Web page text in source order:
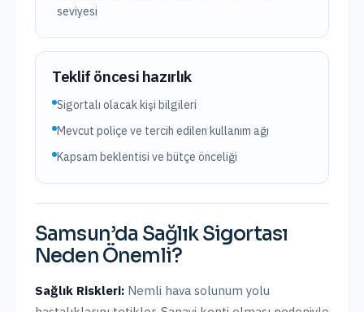
seviyesi
Teklif öncesi hazırlık
Sigortalı olacak kişi bilgileri
Mevcut poliçe ve tercih edilen kullanım ağı
Kapsam beklentisi ve bütçe önceliği
Samsun’da Sağlık Sigortası
Neden Önemli?
Sağlık Riskleri: Nemli hava solunum yolu